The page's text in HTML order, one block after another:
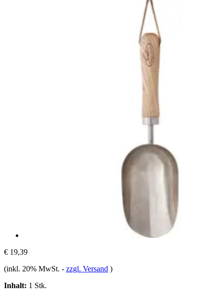
€ 19,39
(inkl. 20% MwSt. - zzgl. Versand )
Inhalt: 1 Stk.